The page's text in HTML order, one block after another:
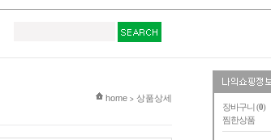
장바구니 (0)
찜한상품
현재 위치
home > 상품상세